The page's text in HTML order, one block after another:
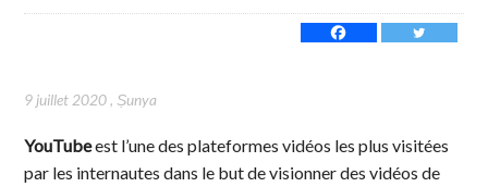
9 juillet 2020,Ṣunya
YouTubeest l’une des plateformes vidéos les plus visitées
par les internautes dans le but de visionner des vidéos de